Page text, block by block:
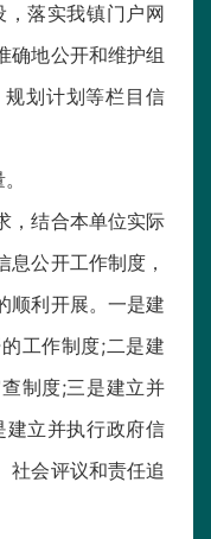
落实我镇门户网
确地公开和维护组
划计划等栏目信
结合本单位实际
公开工作制度，
顺利开展。一是建
工作制度;二是建
制度;三是建立并
立并执行政府信
社会评议和责任追